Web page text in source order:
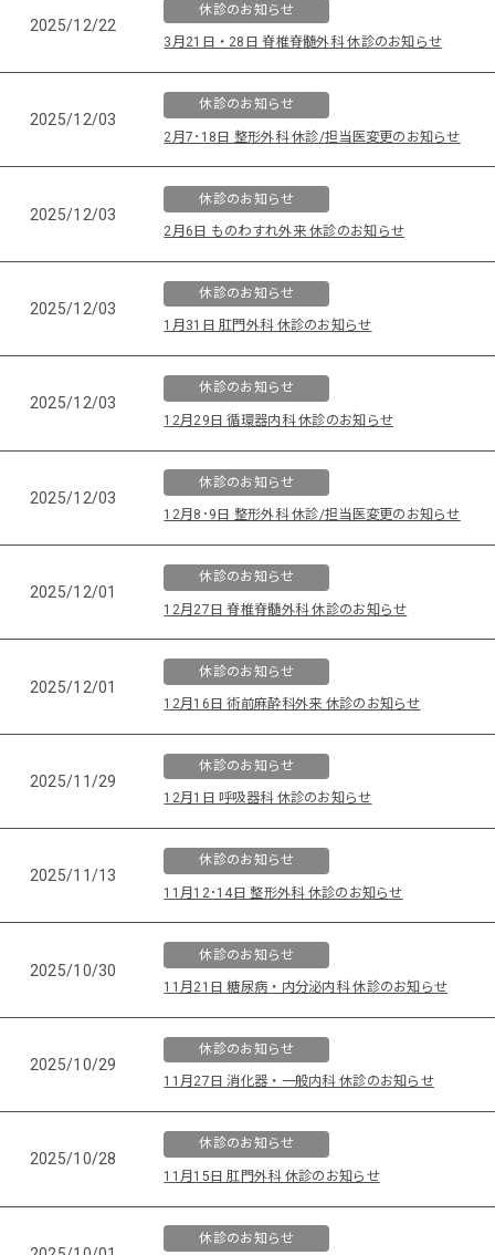
2025/12/22
休診のお知らせ
3月21日・28日 脊椎脊髄外科 休診のお知らせ
2025/12/03
休診のお知らせ
2月7･18日 整形外科 休診/担当医変更のお知らせ
2025/12/03
休診のお知らせ
2月6日 ものわすれ外来 休診のお知らせ
2025/12/03
休診のお知らせ
1月31日 肛門外科 休診のお知らせ
2025/12/03
休診のお知らせ
12月29日 循環器内科 休診のお知らせ
2025/12/03
休診のお知らせ
12月8･9日 整形外科 休診/担当医変更のお知らせ
2025/12/01
休診のお知らせ
12月27日 脊椎脊髄外科 休診のお知らせ
2025/12/01
休診のお知らせ
12月16日 術前麻酔科外来 休診のお知らせ
2025/11/29
休診のお知らせ
12月1日 呼吸器科 休診のお知らせ
2025/11/13
休診のお知らせ
11月12･14日 整形外科 休診のお知らせ
2025/10/30
休診のお知らせ
11月21日 糖尿病・内分泌内科 休診のお知らせ
2025/10/29
休診のお知らせ
11月27日 消化器・一般内科 休診のお知らせ
2025/10/28
休診のお知らせ
11月15日 肛門外科 休診のお知らせ
休診のお知らせ